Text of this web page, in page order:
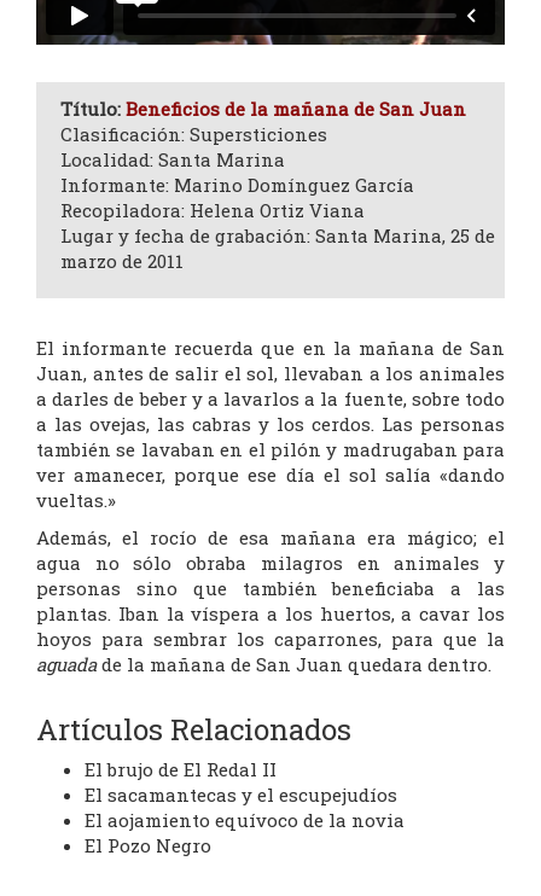
Título: Beneficios de la mañana de San Juan
Clasificación: Supersticiones
Localidad: Santa Marina
Informante: Marino Domínguez García
Recopiladora: Helena Ortiz Viana
Lugar y fecha de grabación: Santa Marina, 25 de
marzo de 2011
El informante recuerda que en la mañana de San
Juan, antes de salir el sol, llevaban a los animales
a darles de beber y a lavarlos a la fuente, sobre todo
a las ovejas, las cabras y los cerdos. Las personas
también se lavaban en el pilón y madrugaban para
ver amanecer, porque ese día el sol salía «dando
vueltas.»
Además, el rocío de esa mañana era mágico; el
agua no sólo obraba milagros en animales y
personas sino que también beneficiaba a las
plantas. Iban la víspera a los huertos, a cavar los
hoyos para sembrar los caparrones, para que la
aguadade la mañana de San Juan quedara dentro.
Artículos Relacionados
El brujo de El Redal II
El sacamantecas y el escupejudíos
El aojamiento equívoco de la novia
El Pozo Negro